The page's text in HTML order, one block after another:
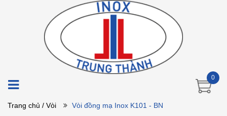
0
Trang chủ / Vòi Vòi đồng mạ Inox K101 - BN